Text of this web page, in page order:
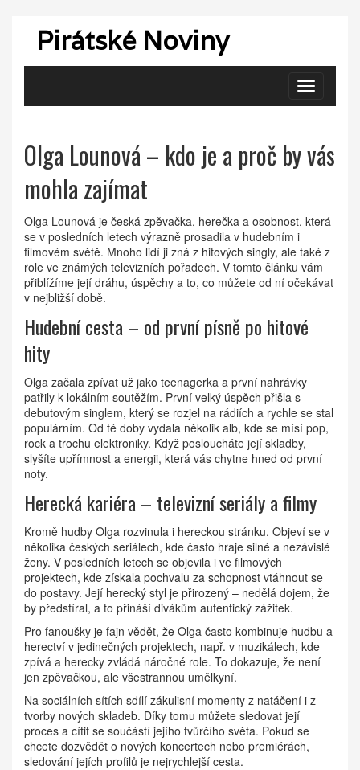
Pirátské Noviny
Zobrazit
navigaci
Olga Lounová – kdo je a proč by vás
mohla zajímat
Olga Lounová je česká zpěvačka, herečka a osobnost, která
se v posledních letech výrazně prosadila v hudebním i
filmovém světě. Mnoho lidí ji zná z hitových singly, ale také z
role ve známých televizních pořadech. V tomto článku vám
přiblížíme její dráhu, úspěchy a to, co můžete od ní očekávat
v nejbližší době.
Hudební cesta – od první písně po hitové
hity
Olga začala zpívat už jako teenagerka a první nahrávky
patřily k lokálním soutěžím. První velký úspěch přišla s
debutovým singlem, který se rozjel na rádiích a rychle se stal
populárním. Od té doby vydala několik alb, kde se mísí pop,
rock a trochu elektroniky. Když posloucháte její skladby,
slyšíte upřímnost a energii, která vás chytne hned od první
noty.
Herecká kariéra – televizní seriály a filmy
Kromě hudby Olga rozvinula i hereckou stránku. Objeví se v
několika českých seriálech, kde často hraje silné a nezávislé
ženy. V posledních letech se objevila i ve filmových
projektech, kde získala pochvalu za schopnost vtáhnout se
do postavy. Její herecký styl je přirozený – nedělá dojem, že
by předstíral, a to přináší divákům autentický zážitek.
Pro fanoušky je fajn vědět, že Olga často kombinuje hudbu a
herectví v jedinečných projektech, např. v muzikálech, kde
zpívá a herecky zvládá náročné role. To dokazuje, že není
jen zpěvačkou, ale všestrannou umělkyní.
Na sociálních sítích sdílí zákulisní momenty z natáčení i z
tvorby nových skladeb. Díky tomu můžete sledovat její
proces a cítit se součástí jejího tvůrčího světa. Pokud se
chcete dozvědět o nových koncertech nebo premiérách,
sledování jejích profilů je nejrychlejší cesta.